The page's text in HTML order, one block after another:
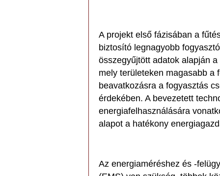
A projekt első fázisában a
biztosító legnagyobb
összegyűjtött adatok alapján
mely területeken magasabb a
beavatkozásra a fogyasztás
érdekében. A bevezetett
energiafelhasználására
alapot a hatékony
Az energiaméréshez és -